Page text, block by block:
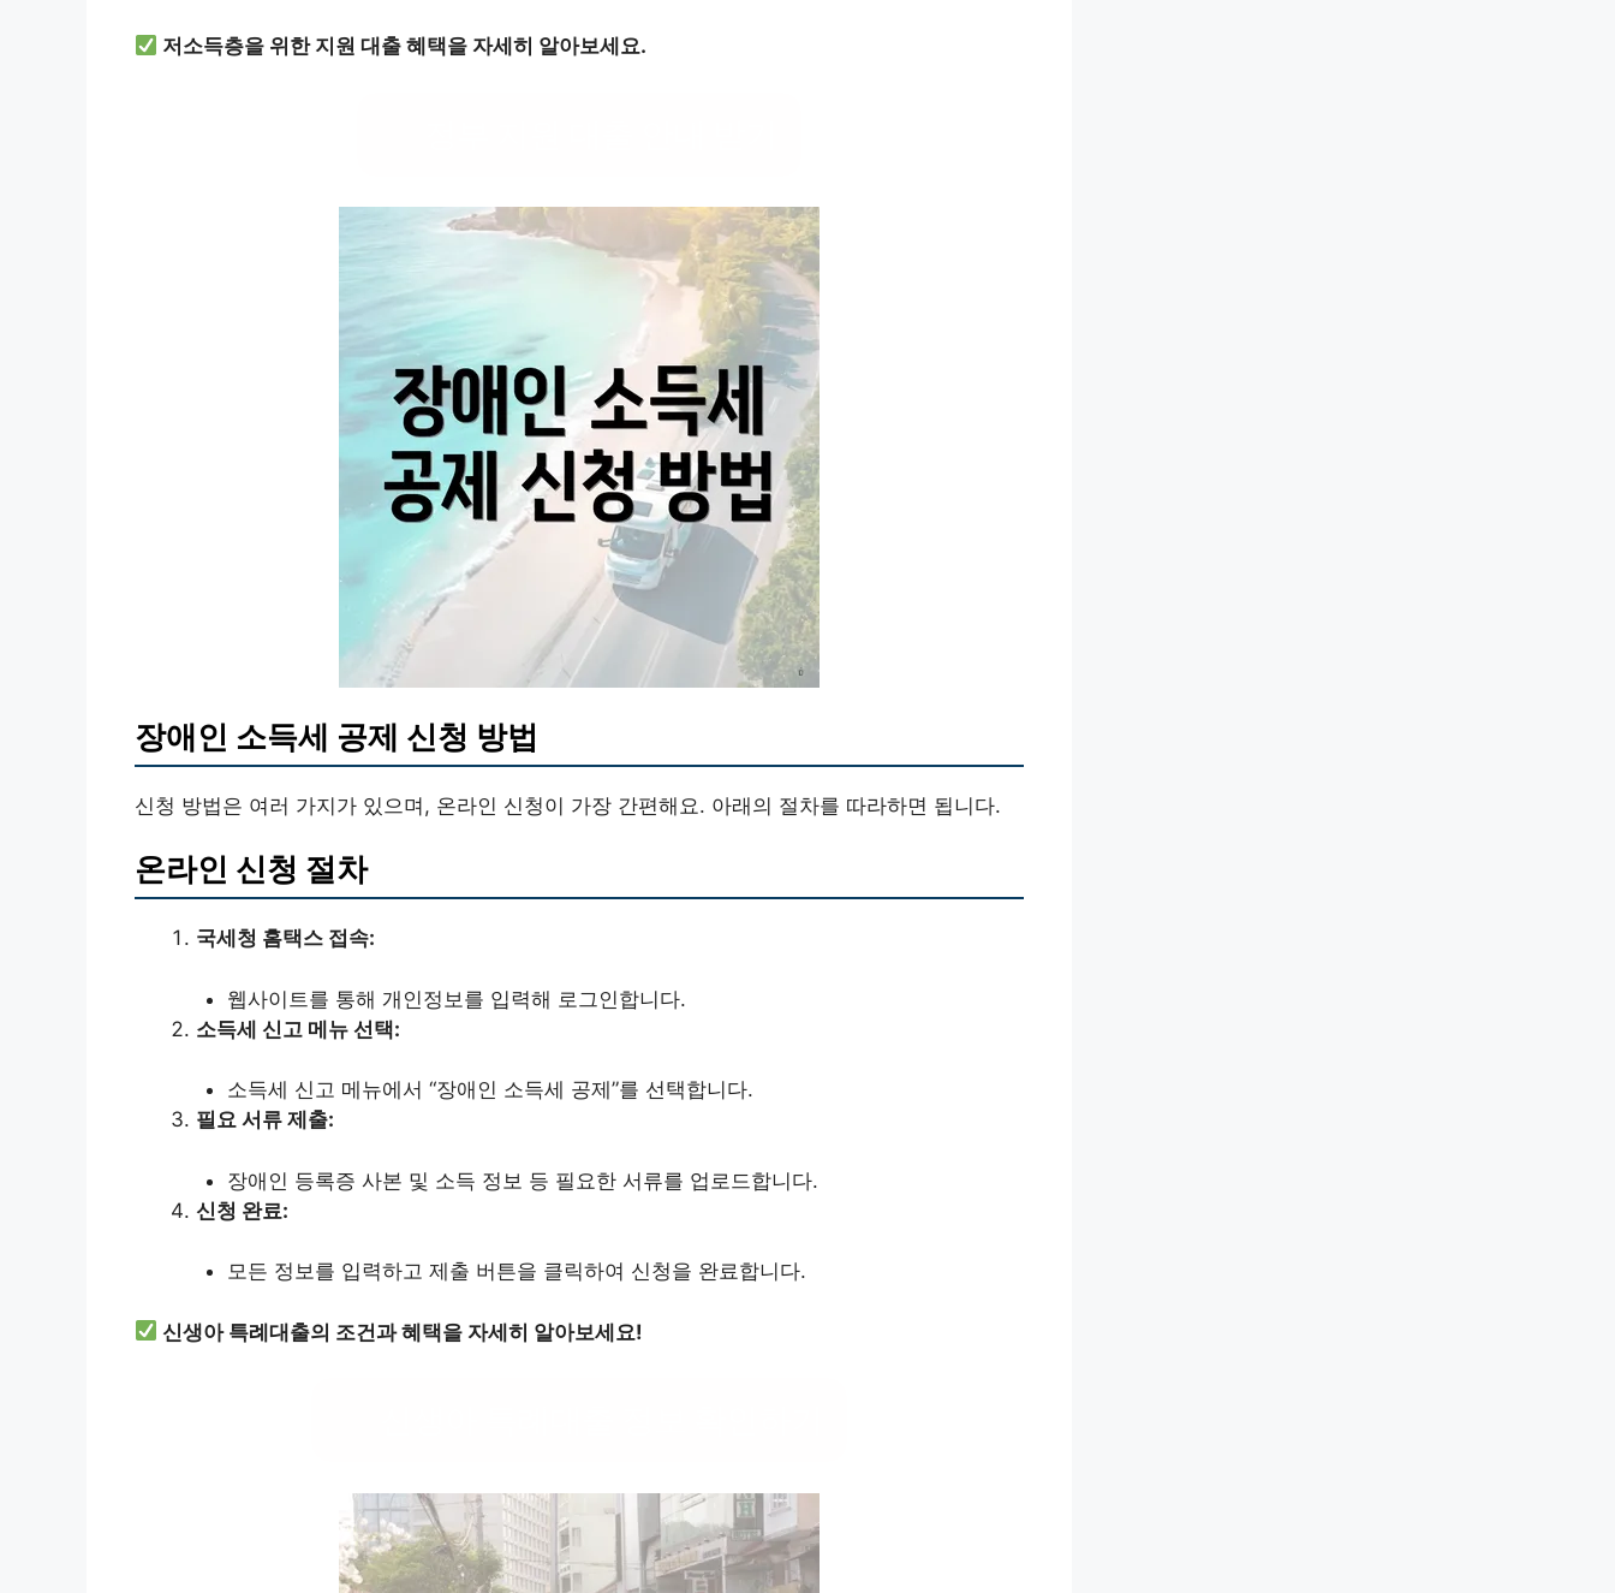
저소득층을 위한 지원 대출 혜택을 자세히 알아보세요.
장애인 소득세 공제 신청 방법
신청 방법은 여러 가지가 있으며, 온라인 신청이 가장 간편해요. 아래의 절차를 따라하면 됩니다.
온라인 신청 절차
국세청 홈택스 접속:
웹사이트를 통해 개인정보를 입력해 로그인합니다.
소득세 신고 메뉴 선택:
소득세 신고 메뉴에서 “장애인 소득세 공제”를 선택합니다.
필요 서류 제출:
장애인 등록증 사본 및 소득 정보 등 필요한 서류를 업로드합니다.
신청 완료:
모든 정보를 입력하고 제출 버튼을 클릭하여 신청을 완료합니다.
신생아 특례대출의 조건과 혜택을 자세히 알아보세요!